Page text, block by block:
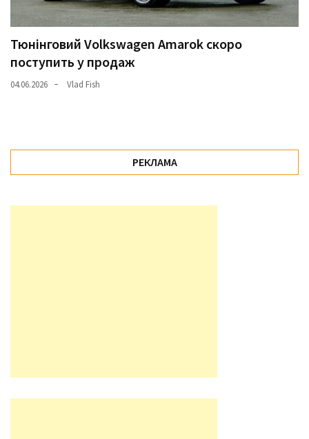
Тюнінговий Volkswagen Amarok скоро
поступить у продаж
04.06.2026 Vlad Fish
РЕКЛАМА